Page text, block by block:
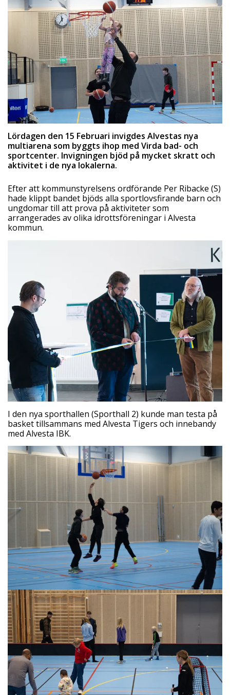
Lördagen den 15 Februari invigdes Alvestas nya
multiarena som byggts ihop med Virda bad- och
sportcenter. Invigningen bjöd på mycket skratt och
aktivitet i de nya lokalerna.
Efter att kommunstyrelsens ordförande Per Ribacke (S)
hade klippt bandet bjöds alla sportlovsfirande barn och
ungdomar till att prova på aktiviteter som
arrangerades av olika idrottsföreningar i Alvesta
kommun.
I den nya sporthallen (Sporthall 2) kunde man testa på
basket tillsammans med Alvesta Tigers och innebandy
med Alvesta IBK.